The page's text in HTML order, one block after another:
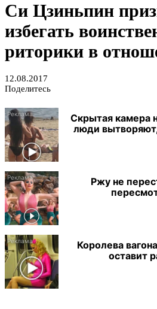
Си Цзиньпин
избегать
риторики в
12.08.2017
Поделитесь
Скрытая камера
люди
Ржу не
Королева
оставит